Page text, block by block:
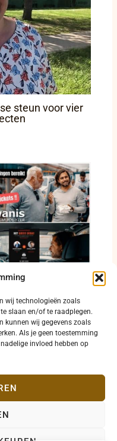
wij technologieën zoals
slaan en/of te raadplegen.
kunnen wij gegevens zoals
Als je geen toestemming
invloed hebben op
steun voor vier
inschrijvingen
beschikbaar
|Privacy